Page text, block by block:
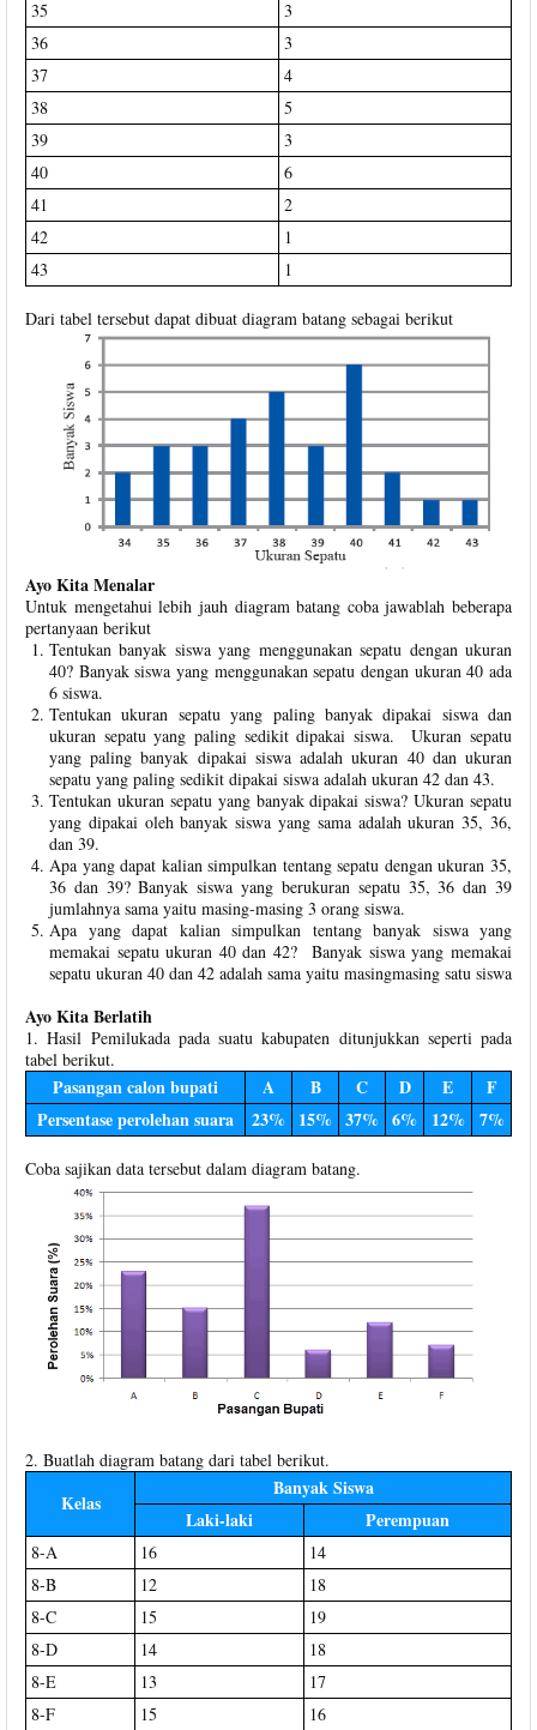
35
3
36
3
37
4
38
5
39
3
40
6
41
2
42
1
43
1
Dari tabel tersebut dapat dibuat diagram batang sebagai berikut
Ayo Kita Menalar
Untuk mengetahui lebih jauh diagram batang coba jawablah beberapa
pertanyaan berikut
Tentukan banyak siswa yang menggunakan sepatu dengan ukuran
40? Banyak siswa yang menggunakan sepatu dengan ukuran 40 ada
6 siswa.
Tentukan ukuran sepatu yang paling banyak dipakai siswa dan
ukuran sepatu yang paling sedikit dipakai siswa. Ukuran sepatu
yang paling banyak dipakai siswa adalah ukuran 40 dan ukuran
sepatu yang paling sedikit dipakai siswa adalah ukuran 42 dan 43.
Tentukan ukuran sepatu yang banyak dipakai siswa? Ukuran sepatu
yang dipakai oleh banyak siswa yang sama adalah ukuran 35, 36,
dan 39.
Apa yang dapat kalian simpulkan tentang sepatu dengan ukuran 35,
36 dan 39? Banyak siswa yang berukuran sepatu 35, 36 dan 39
jumlahnya sama yaitu masing-masing 3 orang siswa.
Apa yang dapat kalian simpulkan tentang banyak siswa yang
memakai sepatu ukuran 40 dan 42? Banyak siswa yang memakai
sepatu ukuran 40 dan 42 adalah sama yaitu masingmasing satu siswa
Ayo Kita Berlatih
1. Hasil Pemilukada pada suatu kabupaten ditunjukkan seperti pada
tabel berikut.
Pasangan calon bupati A B C D E
F
Persentase perolehan suara
23% 15% 37% 6% 12% 7%
Coba sajikan data tersebut dalam diagram batang.
2. Buatlah diagram batang dari tabel berikut.
Kelas
Banyak Siswa
Laki-laki
Perempuan
8-A 16
14
8-B
12
18
8-C
15
19
8-D
14
18
8-E
13
17
8-F
15 16